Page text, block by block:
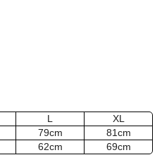
L
XL
79cm
81cm
62cm 69cm